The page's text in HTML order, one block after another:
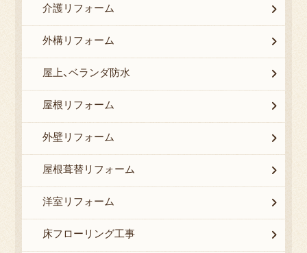
介護リフォーム
外構リフォーム
屋上、ベランダ防水
屋根リフォーム
外壁リフォーム
屋根葺替リフォーム
洋室リフォーム
床フローリング工事